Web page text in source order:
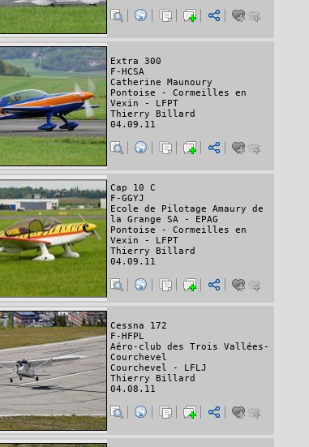
Extra 300
F-HCSA
Catherine Maunoury
Pontoise - Cormeilles en
Vexin - LFPT
Thierry Billard
04.09.11
Cap 10 C
F-GGYJ
Ecole de Pilotage Amaury de
la Grange SA - EPAG
Pontoise - Cormeilles en
Vexin - LFPT
Thierry Billard
04.09.11
Cessna 172
F-HFPL
Aéro-club des Trois Vallées-
Courchevel
Courchevel - LFLJ
Thierry Billard
04.08.11